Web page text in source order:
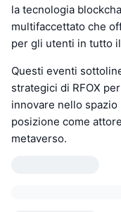
la tecnologia
multifaccettato che
per gli utenti in tutto
Questi eventi
strategici di RFOX
innovare nello
posizione come
metaverso.